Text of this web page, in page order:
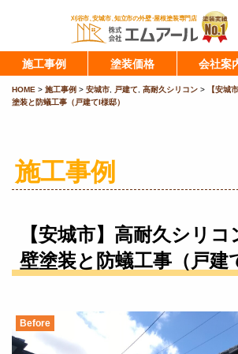
施工事例 塗装価格 会社案
HOME > 施工事例 > 安城市, 戸建て, 高耐久シリコン >
【安城
塗装と防蟻工事（戸建てI様邸）
施工事例
【安城市】高耐久シリ
壁塗装と防蟻工事（戸建
Before